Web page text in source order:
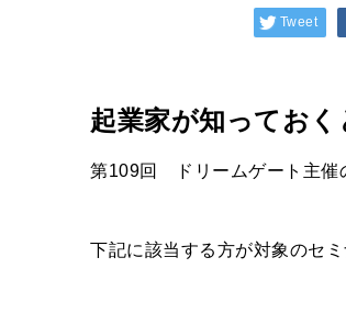
Tweet
起業家が知ってお
第109回 ドリームゲート主催
下記に該当する方が対象のセミ